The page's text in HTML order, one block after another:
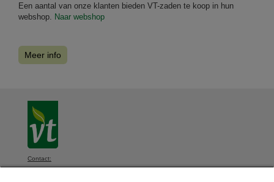
Een aantal van onze klanten bieden VT-zaden te koop in hun
webshop.
Naar webshop
Meer info
Contact: